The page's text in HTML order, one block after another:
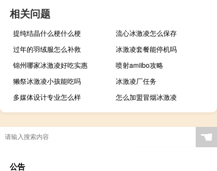
相关问题
提纯结晶什么梗什么梗
流心冰激凌怎么保存
过年的羽绒服怎么补救
冰激凌套餐能停机吗
锦州哪家冰激凌好吃实惠
喷射amiibo攻略
獭祭冰激凌小孩能吃吗
冰激凌厂任务
多媒体设计专业怎么样
怎么加盟冒烟冰激凌
☚
公告